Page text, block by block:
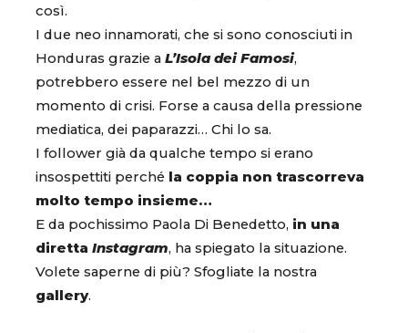
così.
I due neo innamorati, che si sono conosciuti in
Honduras grazie a L’Isola dei Famosi,
potrebbero essere nel bel mezzo di un
momento di crisi. Forse a causa della pressione
mediatica, dei paparazzi… Chi lo sa.
I follower già da qualche tempo si erano
insospettiti perché la coppia non trascorreva
molto tempo insieme…
E da pochissimo Paola Di Benedetto, in una
diretta Instagram, ha spiegato la situazione.
Volete saperne di più? Sfogliate la nostra
gallery.